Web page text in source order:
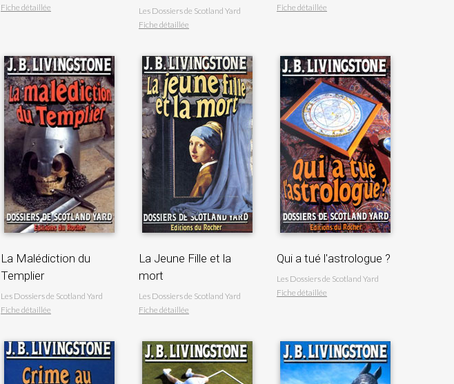
Fiche détaillée
Les Dossiers de Scotland Yard
Fiche détaillée
Fiche détaillée
La Malédiction du
Templier
Les Dossiers de Scotland Yard
Fiche détaillée
La Jeune Fille et la
mort
Les Dossiers de Scotland Yard
Fiche détaillée
Qui a tué l'astrologue ?
Les Dossiers de Scotland Yard
Fiche détaillée